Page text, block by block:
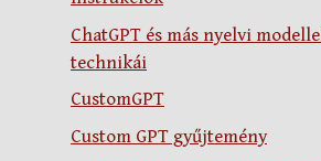
ChatGPT és más nyelvi
technikái
CustomGPT
Custom GPT gyűjtemény